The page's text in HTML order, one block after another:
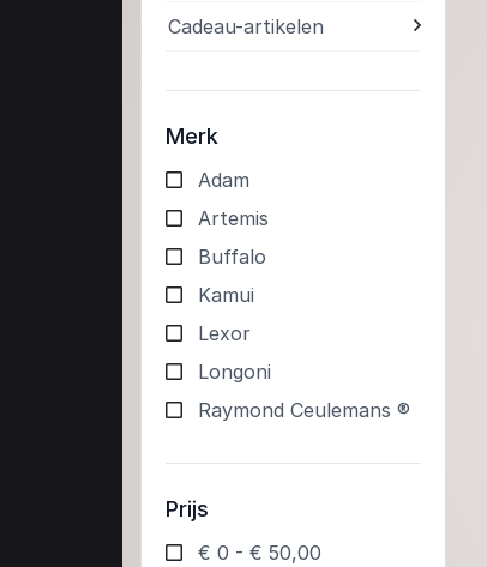
Cadeau-artikelen
Merk
Adam
Artemis
Buffalo
Kamui
Lexor
Longoni
Raymond Ceulemans ®
Prijs
€ 0 - € 50,00